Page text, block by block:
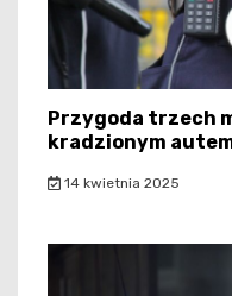
Przygoda trzech
kradzionym
14 kwietnia 2025